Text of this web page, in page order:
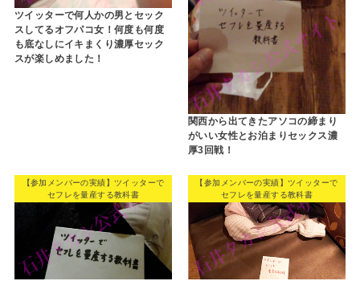
ツイッターで何人かの男とセック
スしてるオフパコ女！何度も何度
も底なしにイキまくり濃厚セック
スが楽しめました！
関西から出てきたアソコの締まり
がいい女性とお泊まりセックス濃
厚3回戦！
【参加メンバーの実績】ツイッターで
セフレを量産する教科書
【参加メンバーの実績】ツイッターで
セフレを量産する教科書